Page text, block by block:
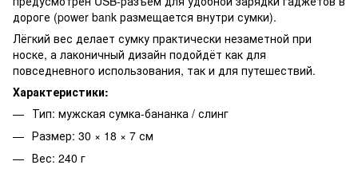
дороге (power bank размещается внутри сумки).
Лёгкий вес делает сумку практически незаметной при
носке, а лаконичный дизайн подойдёт как для
повседневного использования, так и для путешествий.
Характеристики:
Тип: мужская сумка-бананка / слинг
Размер: 30 × 18 × 7 см
Вес: 240 г